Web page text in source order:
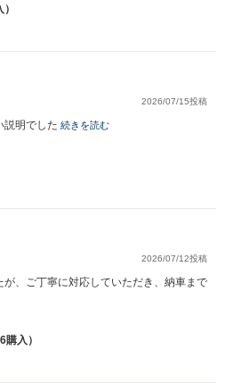
2026/07/15投稿
説明でした 続きを読む
2026/07/12投稿
、ご丁寧に対応していただき、納車まで
入）